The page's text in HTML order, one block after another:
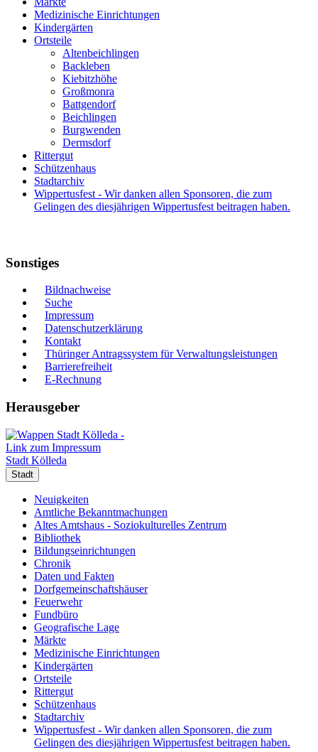
Medizinische Einrichtungen
Kindergärten
Ortsteile
Altenbeichlingen
Backleben
Kiebitzhöhe
Großmonra
Battgendorf
Beichlingen
Burgwenden
Dermsdorf
Rittergut
Schützenhaus
Stadtarchiv
Wippertusfest - Wir danken allen Sponsoren, die zum
Gelingen des diesjährigen Wippertusfest beitragen haben.
Sonstiges
Bildnachweise
Suche
Impressum
Datenschutzerklärung
Kontakt
Thüringer Antragssystem für Verwaltungsleistungen
Barrierefreiheit
E-Rechnung
Herausgeber
Stadt Kölleda
Stadt
Neuigkeiten
Amtliche Bekanntmachungen
Altes Amtshaus - Soziokulturelles Zentrum
Bibliothek
Bildungseinrichtungen
Chronik
Daten und Fakten
Dorfgemeinschaftshäuser
Feuerwehr
Fundbüro
Geografische Lage
Märkte
Medizinische Einrichtungen
Kindergärten
Ortsteile
Rittergut
Schützenhaus
Stadtarchiv
Wippertusfest - Wir danken allen Sponsoren, die zum
Gelingen des diesjährigen Wippertusfest beitragen haben.